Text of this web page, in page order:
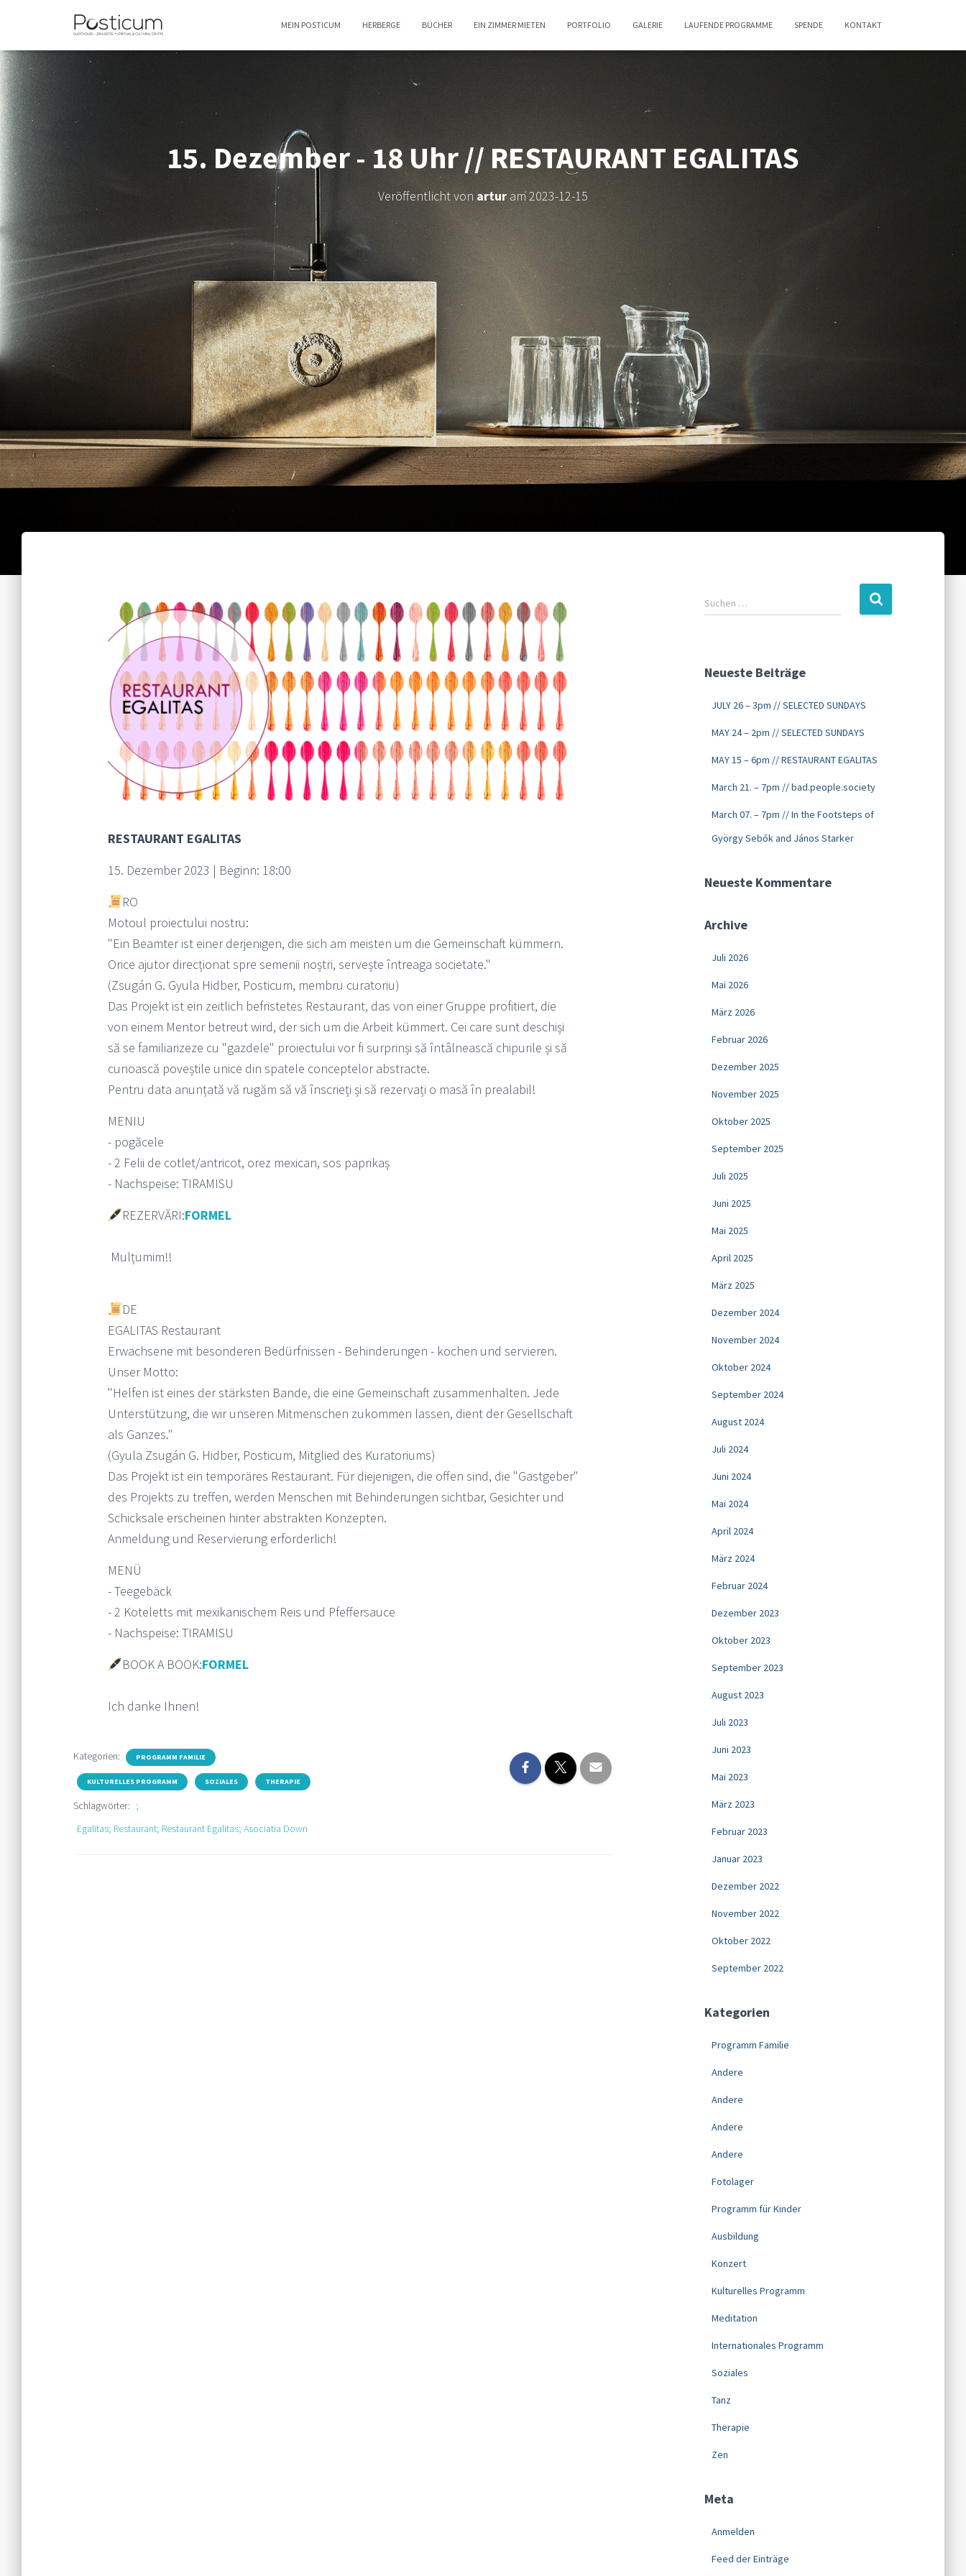
MEIN POSTICUM HERBERGE BÜCHER EIN ZIMMER MIETEN PORTFOLIO GALERIE LAUFENDE PROGRAMME SPENDE KONTAKT
15. Dezember - 18 Uhr // RESTAURANT EGALITAS
Veröffentlicht von artur am2023-12-15
RESTAURANT EGALITAS
15. Dezember 2023 | Beginn: 18:00
RO
Motoul proiectului nostru:
"Ein Beamter ist einer derjenigen, die sich am meisten um die Gemeinschaft kümmern.
Orice ajutor direcționat spre semenii noștri, servește întreaga societate."
(Zsugán G. Gyula Hidber, Posticum, membru curatoriu)
Das Projekt ist ein zeitlich befristetes Restaurant, das von einer Gruppe profitiert, die
von einem Mentor betreut wird, der sich um die Arbeit kümmert. Cei care sunt deschiși
să se familiarizeze cu "gazdele" proiectului vor fi surprinși să întâlnească chipurile și să
cunoască poveștile unice din spatele conceptelor abstracte.
Pentru data anunțată vă rugăm să vă înscrieți și să rezervați o masă în prealabil!
MENIU
- pogăcele
- 2 Felii de cotlet/antricot, orez mexican, sos paprikaș
- Nachspeise: TIRAMISU
REZERVĂRI:FORMEL
Mulțumim!!
DE
EGALITAS Restaurant
Erwachsene mit besonderen Bedürfnissen - Behinderungen - kochen und servieren.
Unser Motto:
"Helfen ist eines der stärksten Bande, die eine Gemeinschaft zusammenhalten. Jede
Unterstützung, die wir unseren Mitmenschen zukommen lassen, dient der Gesellschaft
als Ganzes."
(Gyula Zsugán G. Hidber, Posticum, Mitglied des Kuratoriums)
Das Projekt ist ein temporäres Restaurant. Für diejenigen, die offen sind, die "Gastgeber"
des Projekts zu treffen, werden Menschen mit Behinderungen sichtbar, Gesichter und
Schicksale erscheinen hinter abstrakten Konzepten.
Anmeldung und Reservierung erforderlich!
MENÜ
- Teegebäck
- 2 Koteletts mit mexikanischem Reis und Pfeffersauce
- Nachspeise: TIRAMISU
BOOK A BOOK:FORMEL
Ich danke Ihnen!
Kategorien: PROGRAMM FAMILIE
KULTURELLES PROGRAMM SOZIALES THERAPIE
Schlagwörter: ;
Egalitas; Restaurant; Restaurant Egalitas; Asociatia Down
Suchen …
Neueste Beiträge
JULY 26 – 3pm // SELECTED SUNDAYS
MAY 24 – 2pm // SELECTED SUNDAYS
MAY 15 – 6pm // RESTAURANT EGALITAS
March 21. – 7pm // bad.people.society
March 07. – 7pm // In the Footsteps of
György Sebők and János Starker
Neueste Kommentare
Archive
Juli 2026
Mai 2026
März 2026
Februar 2026
Dezember 2025
November 2025
Oktober 2025
September 2025
Juli 2025
Juni 2025
Mai 2025
April 2025
März 2025
Dezember 2024
November 2024
Oktober 2024
September 2024
August 2024
Juli 2024
Juni 2024
Mai 2024
April 2024
März 2024
Februar 2024
Dezember 2023
Oktober 2023
September 2023
August 2023
Juli 2023
Juni 2023
Mai 2023
März 2023
Februar 2023
Januar 2023
Dezember 2022
November 2022
Oktober 2022
September 2022
Kategorien
Programm Familie
Andere
Andere
Andere
Andere
Fotolager
Programm für Kinder
Ausbildung
Konzert
Kulturelles Programm
Meditation
Internationales Programm
Soziales
Tanz
Therapie
Zen
Meta
Anmelden
Feed der Einträge